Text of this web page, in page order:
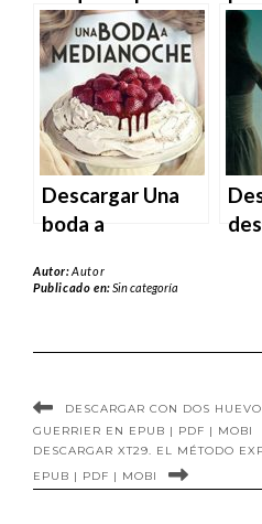
speak English de
una vez por
todas – María G.
Durán en EPUB |
PDF | MOBI
Descargar Una
boda a
María Fornet en
Autor:Autor
Publicado en:Sin categoría
DESCARGAR CON DOS
GUERRIER EN EPUB | PDF | MOBI
DESCARGAR XT29. EL MÉTODO
EPUB | PDF | MOBI